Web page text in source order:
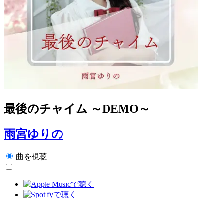
最後のチャイム ～DEMO～
雨宮ゆりの
曲を視聴